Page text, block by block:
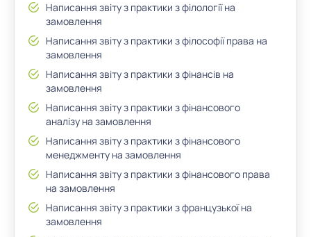
Написання звіту з практики з філології на
замовлення
Написання звіту з практики з філософії права на
замовлення
Написання звіту з практики з фінансів на
замовлення
Написання звіту з практики з фінансового
аналізу на замовлення
Написання звіту з практики з фінансового
менеджменту на замовлення
Написання звіту з практики з фінансового права
на замовлення
Написання звіту з практики з французької на
замовлення